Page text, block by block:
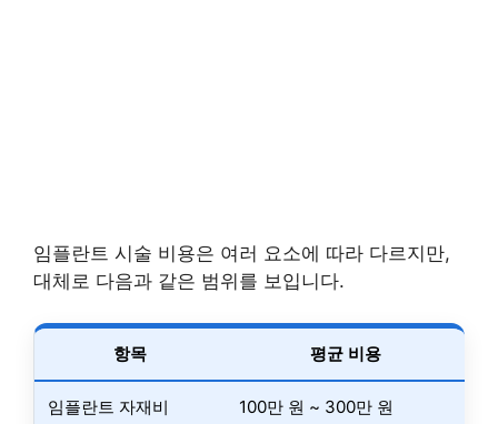
임플란트 시술 비용은 여러 요소에 따라 다르지만,
대체로 다음과 같은 범위를 보입니다.
항목 평균 비용
임플란트 자재비 100만 원 ~ 300만 원